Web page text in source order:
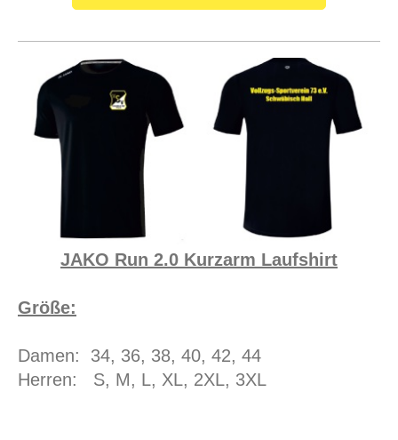
JAKO Run 2.0 Kurzarm Laufshirt
Größe:
Damen: 34, 36, 38, 40, 42, 44
Herren: S, M, L, XL, 2XL, 3XL